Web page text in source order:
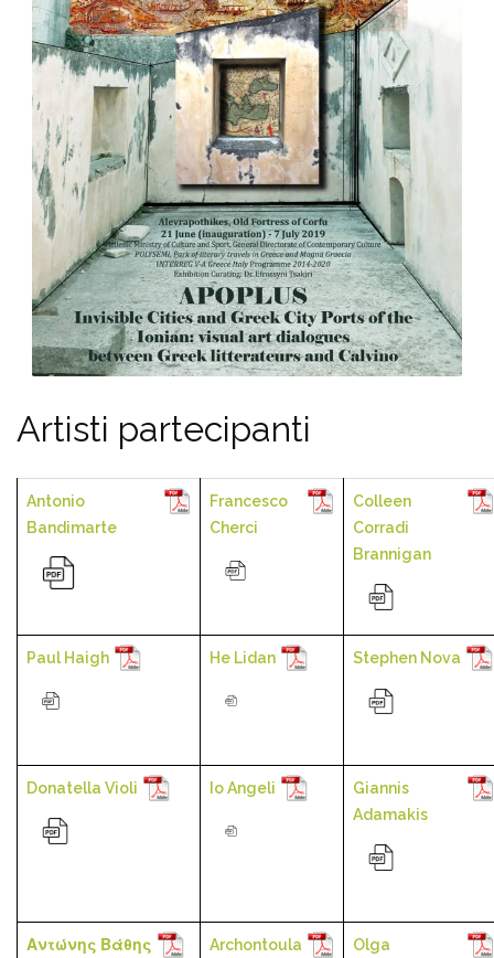
Artisti partecipanti
Antonio
Bandimarte
Francesco
Cherci
Colleen
Corradi
Brannigan
Paul Haigh He Lidan Stephen Nova
Donatella Violi Io Angeli
Giannis
Adamakis
Αντώνης Βάθης
Archontoula
Olga